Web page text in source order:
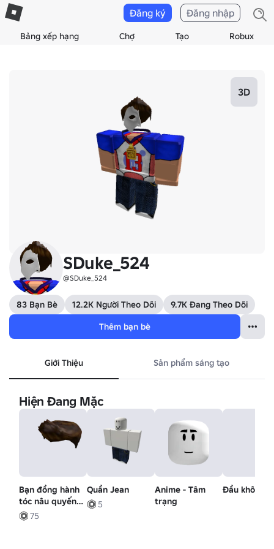
Bảng xếp hạng Chợ Tạo Robux
Đăng ký Đăng nhập
3D
SDuke_524
@SDuke_524
83 Bạn Bè 12.2K Người Theo Dõi
9.7K Đang Theo Dõi
Thêm bạn bè
Giới Thiệu Sản phẩm sáng tạo
Hiện Đang Mặc
Bạn đồng hành
tóc nâu quyến
rũ 75
Quần Jean
5
Anime - Tâm
trạng
Đầu không